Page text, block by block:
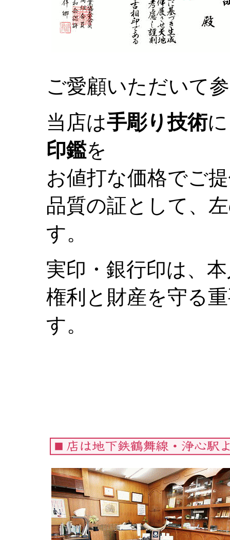
ご愛顧いただいて
当店は手彫り技術
印鑑を
お値打な価格でご
品質の証として、
す。
実印・銀行印は、
権利と財産を守る
す。